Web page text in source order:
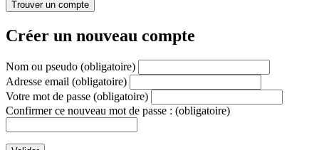
Créer un nouveau compte
Nom ou pseudo (obligatoire)
Adresse email (obligatoire)
Votre mot de passe (obligatoire)
Confirmer ce nouveau mot de passe : (obligatoire)